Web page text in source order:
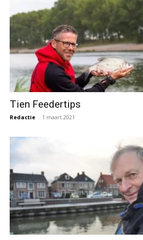
Tien Feedertips
Redactie - 1 maart 2021